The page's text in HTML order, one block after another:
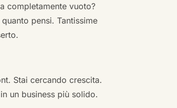
completamente vuoto?
pensi. Tantissime
Stai cercando crescita.
un business più solido.